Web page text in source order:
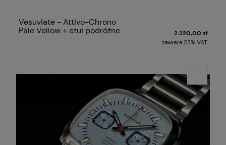
Vesuviate - Attivo-Chrono
Pale Vellow + etui podróżne
2 220,00 zł
zawiera 23% VAT